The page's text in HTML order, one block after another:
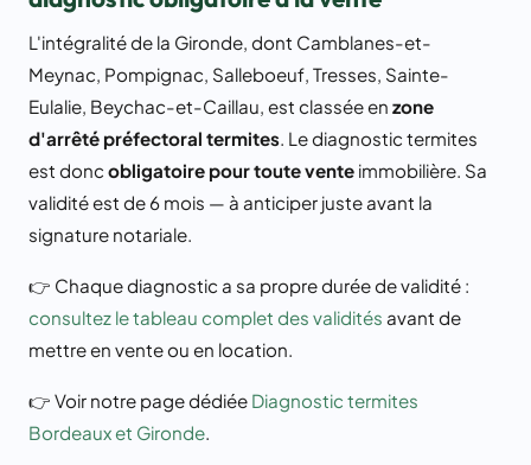
L'intégralité de la Gironde, dont Camblanes-et-
Meynac, Pompignac, Salleboeuf, Tresses, Sainte-
Eulalie, Beychac-et-Caillau, est classée en zone
d'arrêté préfectoral termites. Le diagnostic termites
est donc obligatoire pour toute vente immobilière. Sa
validité est de 6 mois — à anticiper juste avant la
signature notariale.
👉 Chaque diagnostic a sa propre durée de validité :
consultez le tableau complet des validités avant de
mettre en vente ou en location.
👉 Voir notre page dédiée Diagnostic termites
Bordeaux et Gironde.